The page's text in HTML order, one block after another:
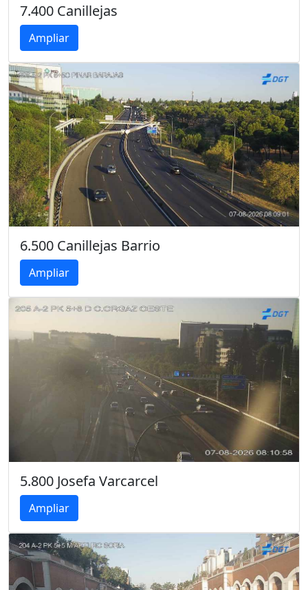
7.400 Canillejas
Ampliar
6.500 Canillejas Barrio
Ampliar
5.800 Josefa Varcarcel
Ampliar